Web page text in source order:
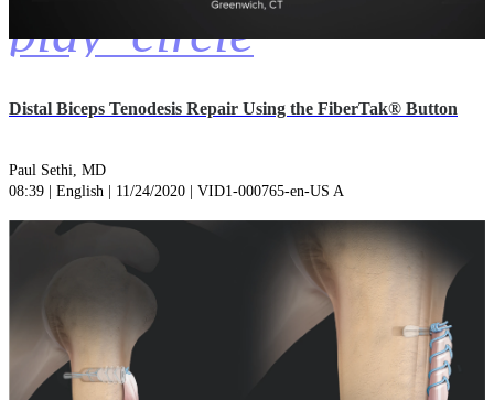
play_circle
Distal Biceps Tenodesis Repair Using the FiberTak® Button
Paul Sethi, MD
08:39 | English | 11/24/2020 | VID1-000765-en-US A